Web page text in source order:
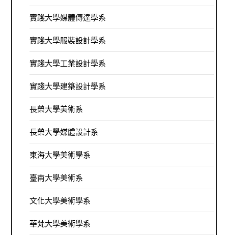
實踐大學媒體傳達學系
實踐大學服裝設計學系
實踐大學工業設計學系
實踐大學建築設計學系
長榮大學美術系
長榮大學媒體設計系
東海大學美術學系
臺南大學美術系
文化大學美術學系
華梵大學美術學系